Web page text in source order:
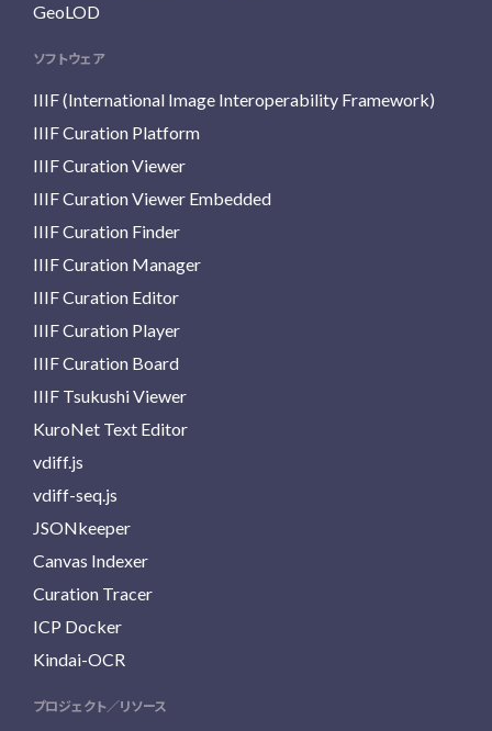
GeoLOD
ソフトウェア
IIIF (International Image Interoperability Framework)
IIIF Curation Platform
IIIF Curation Viewer
IIIF Curation Viewer Embedded
IIIF Curation Finder
IIIF Curation Manager
IIIF Curation Editor
IIIF Curation Player
IIIF Curation Board
IIIF Tsukushi Viewer
KuroNet Text Editor
vdiff.js
vdiff-seq.js
JSONkeeper
Canvas Indexer
Curation Tracer
ICP Docker
Kindai-OCR
プロジェクト／リソース